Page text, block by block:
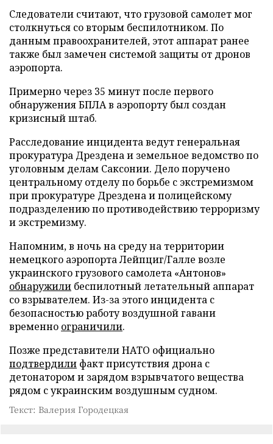
Следователи считают, что грузовой самолет мог
столкнуться со вторым беспилотником. По
данным правоохранителей, этот аппарат ранее
также был замечен системой защиты от дронов
аэропорта.
Примерно через 35 минут после первого
обнаружения БПЛА в аэропорту был создан
кризисный штаб.
Расследование инцидента ведут генеральная
прокуратура Дрездена и земельное ведомство по
уголовным делам Саксонии. Дело поручено
центральному отделу по борьбе с экстремизмом
при прокуратуре Дрездена и полицейскому
подразделению по противодействию терроризму
и экстремизму.
Напомним, в ночь на среду на территории
немецкого аэропорта Лейпциг/Галле возле
украинского грузового самолета «Антонов»
обнаружили беспилотный летательный аппарат
со взрывателем. Из-за этого инцидента с
безопасностью работу воздушной гавани
временно ограничили.
Позже представители НАТО официально
подтвердили факт присутствия дрона с
детонатором и зарядом взрывчатого вещества
рядом с украинским воздушным судном.
Текст: Валерия Городецкая